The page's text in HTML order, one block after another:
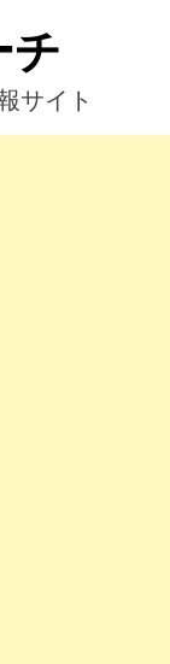
チ
サイト